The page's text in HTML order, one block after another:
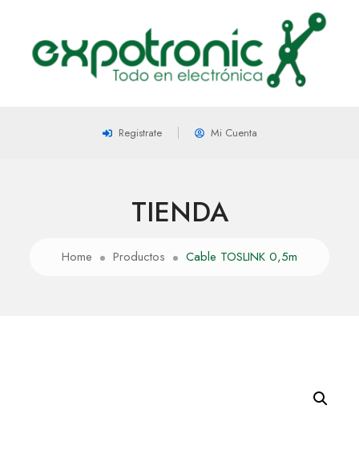
Registrate Mi Cuenta
TIENDA
Home Productos Cable TOSLINK 0,5m